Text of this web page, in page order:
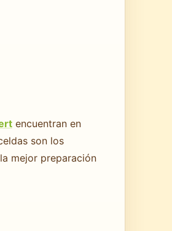
encuentran en
son los
mejor preparación